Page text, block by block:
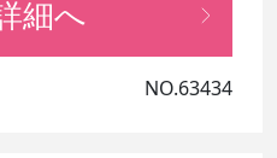
細へ
NO.63434